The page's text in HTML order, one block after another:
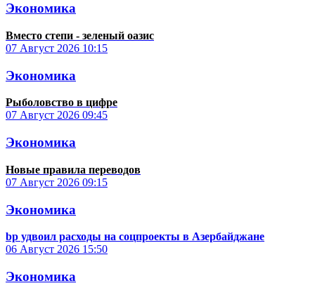
Экономика
Вместо степи - зеленый оазис
07 Август 2026 10:15
Экономика
Рыболовство в цифре
07 Август 2026 09:45
Экономика
Новые правила переводов
07 Август 2026 09:15
Экономика
bp удвоил расходы на соцпроекты в Азербайджане
06 Август 2026 15:50
Экономика